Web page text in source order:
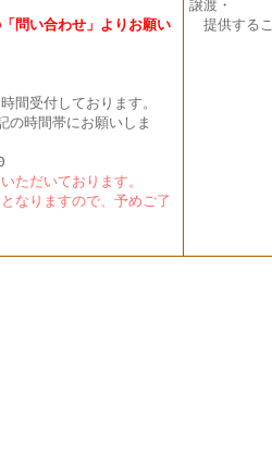
問い合わせ」よりお願い
間受付しております。
の時間帯にお願いしま
だいております。
なりますので、予めご了
譲渡・
提供するこ